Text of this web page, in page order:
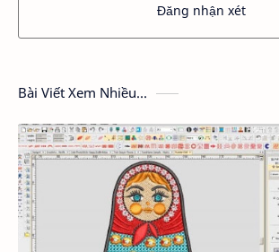
Đăng nhận xét
Bài Viết Xem Nhiều...